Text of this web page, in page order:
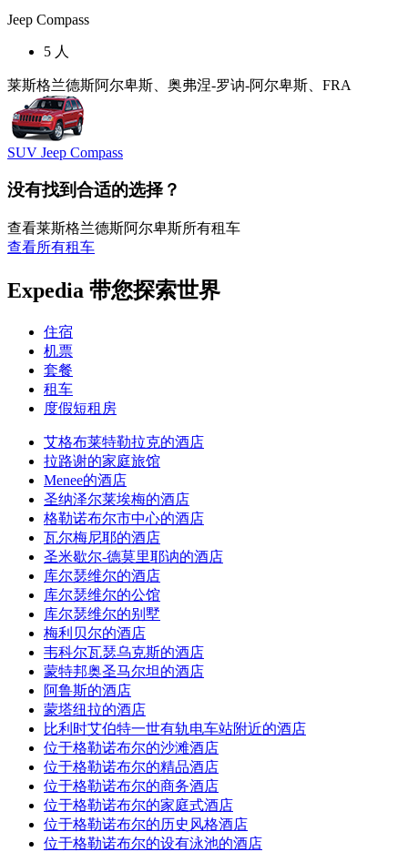
Jeep Compass
5 人
莱斯格兰德斯阿尔卑斯、奥弗涅-罗讷-阿尔卑斯、FRA
SUV Jeep Compass
没有找到合适的选择？
查看莱斯格兰德斯阿尔卑斯所有租车
查看所有租车
Expedia 带您探索世界
住宿
机票
套餐
租车
度假短租房
艾格布莱特勒拉克的酒店
拉路谢的家庭旅馆
Menee的酒店
圣纳泽尔莱埃梅的酒店
格勒诺布尔市中心的酒店
瓦尔梅尼耶的酒店
圣米歇尔-德莫里耶讷的酒店
库尔瑟维尔的酒店
库尔瑟维尔的公馆
库尔瑟维尔的别墅
梅利贝尔的酒店
韦科尔瓦瑟乌克斯的酒店
蒙特邦奥圣马尔坦的酒店
阿鲁斯的酒店
蒙塔纽拉的酒店
比利时艾伯特一世有轨电车站附近的酒店
位于格勒诺布尔的沙滩酒店
位于格勒诺布尔的精品酒店
位于格勒诺布尔的商务酒店
位于格勒诺布尔的家庭式酒店
位于格勒诺布尔的历史风格酒店
位于格勒诺布尔的设有泳池的酒店